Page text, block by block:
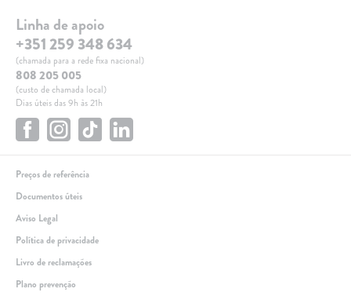
Linha de apoio
+351 259 348 634
(chamada para a rede fixa nacional)
808 205 005
(custo de chamada local)
Dias úteis das 9h às 21h
Preços de referência
Documentos úteis
Aviso Legal
Política de privacidade
Livro de reclamações
Plano prevenção